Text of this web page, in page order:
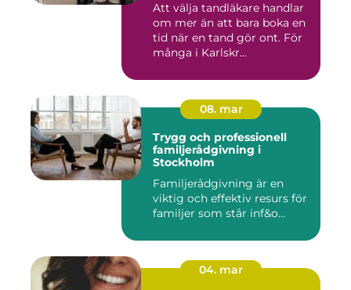
Att välja tandläkare handlar
om mer än att bara boka en
tid när en tand gör ont. För
många i Karlskr...
08. mar
Trygg och professionell
familjerådgivning i
Stockholm
Familjerådgivning är en
viktig och effektiv resurs för
familjer som står inf&o...
04. mar